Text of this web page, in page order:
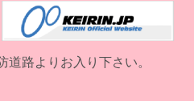
道路よりお入り下さい。